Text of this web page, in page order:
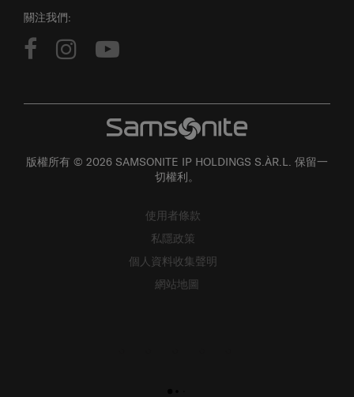
關注我們:
版權所有 © 2026 SAMSONITE IP HOLDINGS S.ÀR.L. 保留一
切權利。
使用者條款
私隱政策
個人資料收集聲明
網站地圖